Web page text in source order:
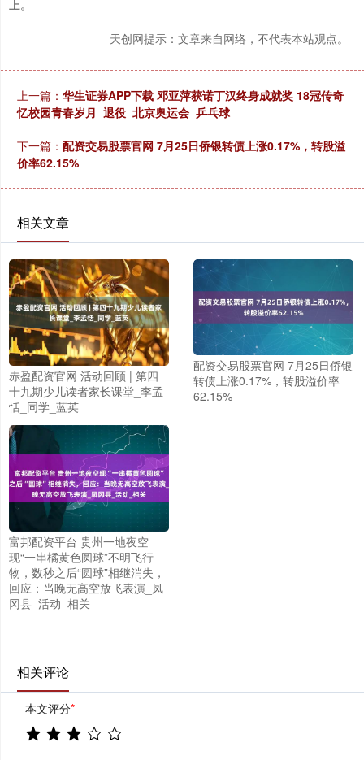
上。
天创网提示：文章来自网络，不代表本站观点。
上一篇： 华生证券APP下载 邓亚萍获诺丁汉终身成就奖 18冠传奇
忆校园青春岁月_退役_北京奥运会_乒乓球
下一篇： 配资交易股票官网 7月25日侨银转债上涨0.17%，转股溢
价率62.15%
相关文章
赤盈配资官网 活动回顾 | 第四
十九期少儿读者家长课堂_李孟
恬_同学_蓝英
配资交易股票官网 7月25日侨银
转债上涨0.17%，转股溢价率
62.15%
富邦配资平台 贵州一地夜空
现“一串橘黄色圆球”不明飞行
物，数秒之后“圆球”相继消失，
回应：当晚无高空放飞表演_凤
冈县_活动_相关
相关评论
本文评分*